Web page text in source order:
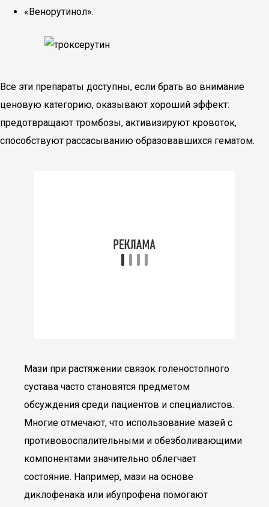
«Венорутинол».
Все эти препараты доступны, если брать во внимание
ценовую категорию, оказывают хороший эффект:
предотвращают тромбозы, активизируют кровоток,
способствуют рассасыванию образовавшихся гематом.
Мази при растяжении связок голеностопного
сустава часто становятся предметом
обсуждения среди пациентов и специалистов.
Многие отмечают, что использование мазей с
противовоспалительными и обезболивающими
компонентами значительно облегчает
состояние. Например, мази на основе
диклофенака или ибупрофена помогают